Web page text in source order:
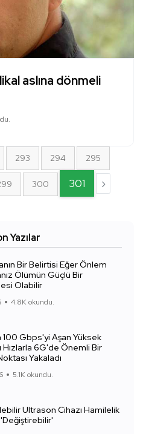
aslına dönmeli
293 294 295
300 301 ›
Yazılar
Bir Belirtisi Eğer Önlem
Ölümün Güçlü Bir
Olabilir
4.8K okundu.
Gbps'yi Aşan Yüksek
Hızlarla 6G'de Önemli Bir
Yakaladı
5.1K okundu.
Ultrason Cihazı Hamilelik
'Değiştirebilir'